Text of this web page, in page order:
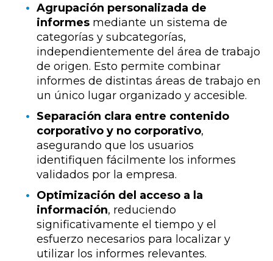
Agrupación personalizada de
informes mediante un sistema de
categorías y subcategorías,
independientemente del área de trabajo
de origen. Esto permite combinar
informes de distintas áreas de trabajo en
un único lugar organizado y accesible.
Separación clara entre contenido
corporativo y no corporativo,
asegurando que los usuarios
identifiquen fácilmente los informes
validados por la empresa.
Optimización del acceso a la
información, reduciendo
significativamente el tiempo y el
esfuerzo necesarios para localizar y
utilizar los informes relevantes.